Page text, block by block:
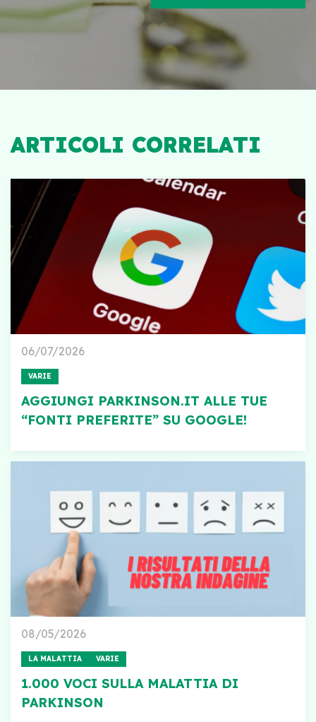
ARTICOLI CORRELATI
06/07/2026
VARIE
AGGIUNGI PARKINSON.IT ALLE TUE
“FONTI PREFERITE” SU GOOGLE!
08/05/2026
LA MALATTIA VARIE
1.000 VOCI SULLA MALATTIA DI
PARKINSON